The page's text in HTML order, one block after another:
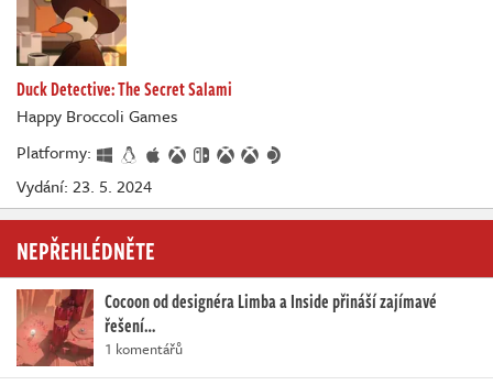
Duck Detective: The Secret Salami
Happy Broccoli Games
Platformy:
Vydání: 23. 5. 2024
NEPŘEHLÉDNĚTE
Cocoon od designéra Limba a Inside přináší zajímavé
řešení…
1 komentářů